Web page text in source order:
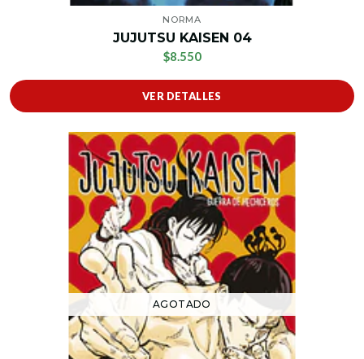
NORMA
JUJUTSU KAISEN 04
$8.550
VER DETALLES
AGOTADO